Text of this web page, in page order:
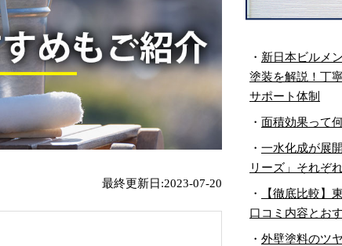
最終更新日:2023-07-20
・ 新日本ビルメ
塗装を解説！丁
サポート体制
・ 面積効果って
・ 一水化成が展
リーズ」それぞ
・
【徹底比較】
口コミ内容とお
・ 外壁塗料のツ